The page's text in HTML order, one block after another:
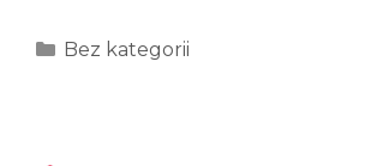
Kategorie
Bez kategorii